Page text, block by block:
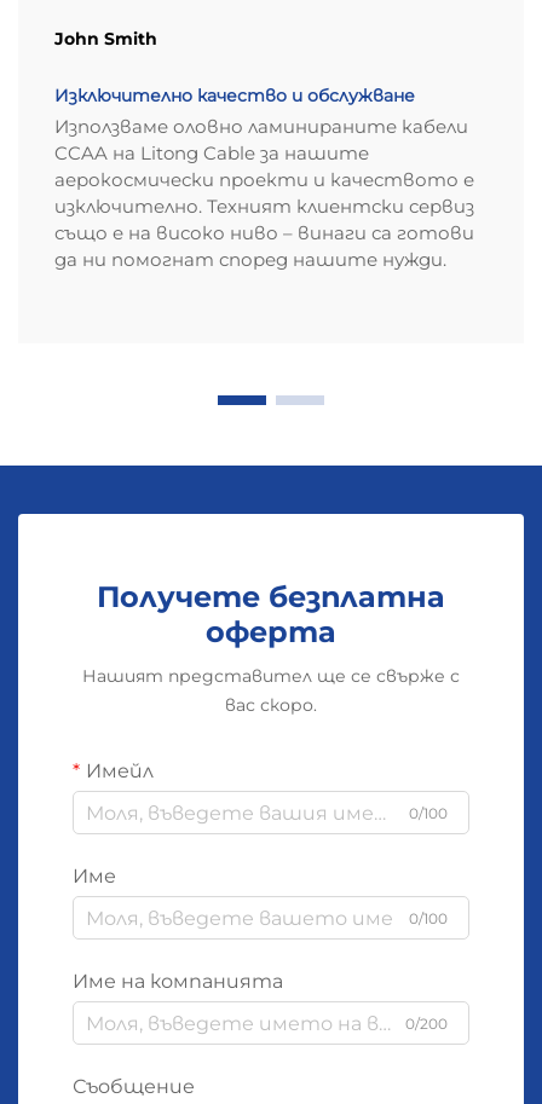
John Smith
Изключително качество и обслужване
Използваме оловно ламинираните кабели
CCAA на Litong Cable за нашите
аерокосмически проекти и качеството е
изключително. Техният клиентски сервиз
също е на високо ниво – винаги са готови
да ни помогнат според нашите нужди.
Получете безплатна
оферта
Нашият представител ще се свърже с
вас скоро.
Имейл
0/100
Име
0/100
Име на компанията
0/200
Съобщение